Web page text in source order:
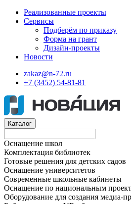
Реализованные проекты
Сервисы
Подберём по приказу
Форма на грант
Дизайн-проекты
Новости
zakaz@n-72.ru
+7 (3452) 54-81-81
Каталог
Оснащение школ
Комплектация библиотек
Готовые решения для детских садов
Оснащение университетов
Современные школьные кабинеты
Оснащение по национальным
Оборудование для создания медиа-